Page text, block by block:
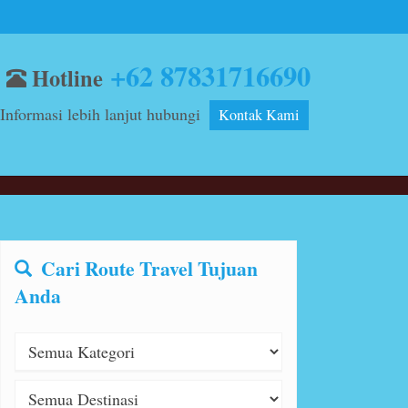
Hotline +62 87831716690
Informasi lebih lanjut hubungi Kontak Kami
Cari Route Travel Tujuan
Anda